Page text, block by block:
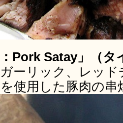
Pork Satay」（タ
ーリック、レッ
使用した豚肉の串